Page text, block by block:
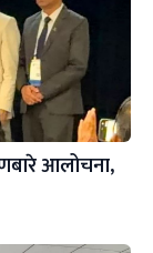
आलोचना,